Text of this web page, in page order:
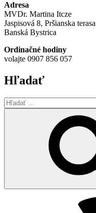
Adresa
MVDr. Martina Itcze
Jaspisová 8, Pršianska terasa
Banská Bystrica
Ordinačné hodiny
volajte 0907 856 057
Hľadať
Hľadať: